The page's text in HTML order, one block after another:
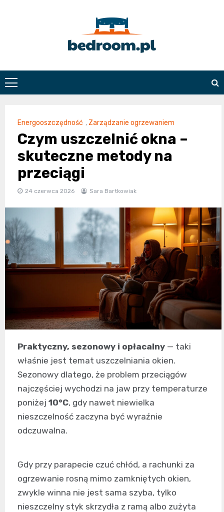
Bedroom.pl
Energooszczędność , Zarządzanie ogrzewaniem
Czym uszczelnić okna –
skuteczne metody na
przeciągi
24 czerwca 2026 Sara Bartkowiak
Praktyczny, sezonowy i opłacalny — taki
właśnie jest temat uszczelniania okien.
Sezonowy dlatego, że problem przeciągów
najczęściej wychodzi na jaw przy temperaturze
poniżej 10°C, gdy nawet niewielka
nieszczelność zaczyna być wyraźnie
odczuwalna.
Gdy przy parapecie czuć chłód, a rachunki za
ogrzewanie rosną mimo zamkniętych okien,
zwykle winna nie jest sama szyba, tylko
nieszczelny styk skrzydła z ramą albo zużyta